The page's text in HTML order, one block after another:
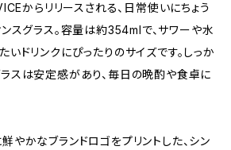
からリリースされる、日常使いにちょう
スグラス。容量は約354mlで、サワーや水
いドリンクにぴったりのサイズです。しっか
スは安定感があり、毎日の晩酌や食卓に
やかなブランドロゴをプリントした、シン